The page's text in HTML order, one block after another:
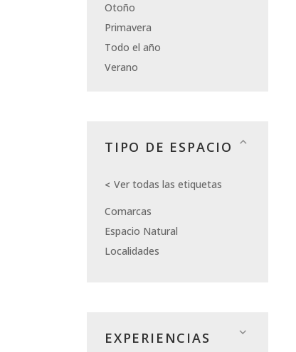
Otoño
Primavera
Todo el año
Verano
TIPO DE ESPACIO
Ver todas las etiquetas
Comarcas
Espacio Natural
Localidades
EXPERIENCIAS